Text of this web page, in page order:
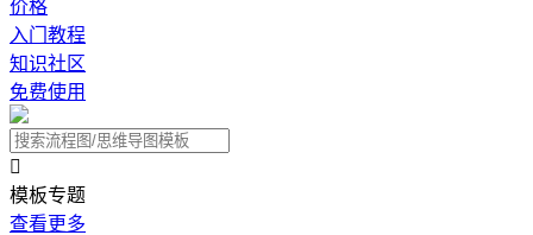
价格
入门教程
知识社区
免费使用

模板专题
查看更多